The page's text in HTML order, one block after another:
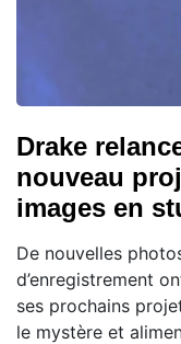
Drake
nouveau
images en
De nouvelles
d’enregistrement
ses prochains
le mystère et